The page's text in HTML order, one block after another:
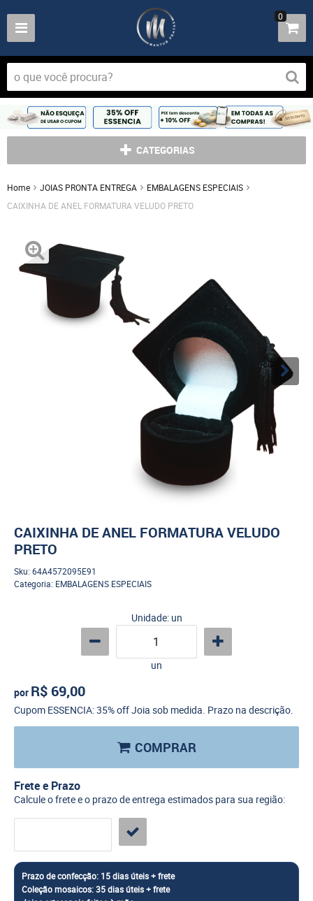
0
CATEGORIAS
Home JOIAS PRONTA ENTREGA
EMBALAGENS ESPECIAIS
CAIXINHA DE ANEL FORMATURA VELUDO PRETO
CAIXINHA DE ANEL FORMATURA VELUDO
PRETO
Sku: 64A4572095E91
Categoria: EMBALAGENS ESPECIAIS
Unidade: un
un
por R$ 69,00
Cupom ESSENCIA: 35% off Joia sob medida. Prazo na descrição.
COMPRAR
Frete e Prazo
Calcule o frete e o prazo de entrega estimados para sua região: